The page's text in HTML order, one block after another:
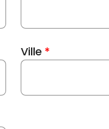
Ville